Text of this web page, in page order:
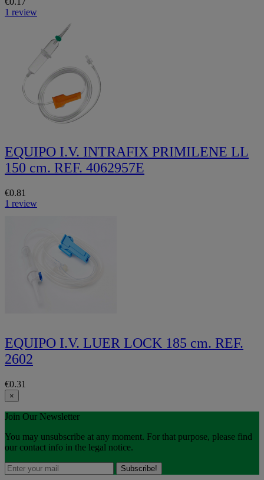
1 review
EQUIPO I.V. INTRAFIX PRIMILENE LL
150 cm. REF. 4062957E
€0.81
1 review
EQUIPO I.V. LUER LOCK 185 cm. REF.
2602
€0.31
×
Join Our Newsletter
You may unsubscribe at any moment. For that purpose, please find
our contact info in the legal notice.